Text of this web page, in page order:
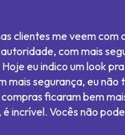
clientes me veem com
com mais
eu indico um look
mais segurança, eu não
ficaram bem
incrível. Vocês não